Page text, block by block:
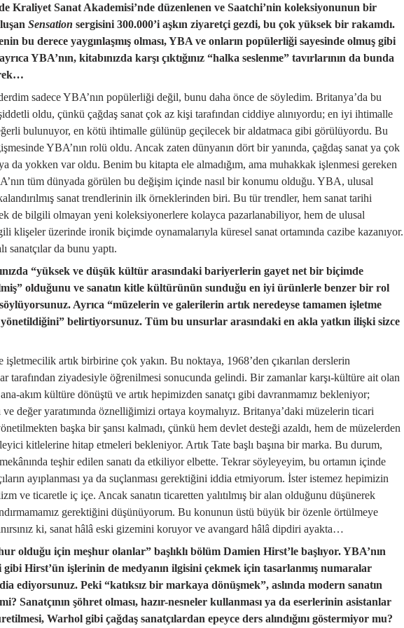
Kraliyet Sanat Akademisi’nde düzenlenen ve Saatchi’nin koleksiyonunun bir
Sensation sergisini 300.000’i aşkın ziyaretçi gezdi, bu çok yüksek bir rakamdı.
bu derece yaygınlaşmış olması, YBA ve onların popülerliği sayesinde olmuş gibi
YBA’nın, kitabınızda karşı çıktığınız “halka seslenme” tavırlarının da bunda
sadece YBA’nın popülerliği değil, bunu daha önce de söyledim. Britanya’da bu
oldu, çünkü çağdaş sanat çok az kişi tarafından ciddiye alınıyordu; en iyi ihtimalle
bulunuyor, en kötü ihtimalle gülünüp geçilecek bir aldatmaca gibi görülüyordu. Bu
YBA’nın rolü oldu. Ancak zaten dünyanın dört bir yanında, çağdaş sanat ya çok
da yokken var oldu. Benim bu kitapta ele almadığım, ama muhakkak işlenmesi gereken
tüm dünyada görülen bu değişim içinde nasıl bir konumu olduğu. YBA, ulusal
sanat trendlerinin ilk örneklerinden biri. Bu tür trendler, hem sanat tarihi
de bilgili olmayan yeni koleksiyonerlere kolayca pazarlanabiliyor, hem de ulusal
klişeler üzerinde ironik biçimde oynamalarıyla küresel sanat ortamında cazibe kazanıyor.
sanatçılar da bunu yaptı.
“yüksek ve düşük kültür arasındaki bariyerlerin gayet net bir biçimde
olduğunu ve sanatın kitle kültürünün sunduğu en iyi ürünlerle benzer bir rol
Ayrıca “müzelerin ve galerilerin artık neredeyse tamamen işletme
belirtiyorsunuz. Tüm bu unsurlar arasındaki en akla yatkın ilişki sizce
işletmecilik artık birbirine çok yakın. Bu noktaya, 1968’den çıkarılan derslerin
tarafından ziyadesiyle öğrenilmesi sonucunda gelindi. Bir zamanlar karşı-kültüre ait olan
akım kültüre dönüştü ve artık hepimizden sanatçı gibi davranmamız bekleniyor;
ve değer yaratımında öznelliğimizi ortaya koymalıyız. Britanya’daki müzelerin ticari
başka bir şansı kalmadı, çünkü hem devlet desteği azaldı, hem de müzelerden
kitlelerine hitap etmeleri bekleniyor. Artık Tate başlı başına bir marka. Bu durum,
teşhir edilen sanatı da etkiliyor elbette. Tekrar söyleyeyim, bu ortamın içinde
ayıplanması ya da suçlanması gerektiğini iddia etmiyorum. İster istemez hepimizin
ve ticaretle iç içe. Ancak sanatın ticaretten yalıtılmış bir alan olduğunu düşünerek
gerektiğini düşünüyorum. Bu konunun üstü büyük bir özenle örtülmeye
ki, sanat hâlâ eski gizemini koruyor ve avangard hâlâ dipdiri ayakta…
olduğu için meşhur olanlar” başlıklı bölüm Damien Hirst’le başlıyor. YBA’nın
Hirst’ün işlerinin de medyanın ilgisini çekmek için tasarlanmış numaralar
ediyorsunuz. Peki “katıksız bir markaya dönüşmek”, aslında modern sanatın
Sanatçının şöhret olması, hazır-nesneler kullanması ya da eserlerinin asistanlar
Warhol gibi çağdaş sanatçılardan epeyce ders alındığını göstermiyor mu?